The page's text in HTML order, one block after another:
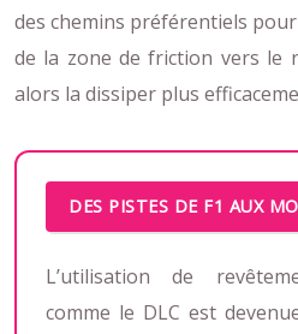
des chemins préférentiels pour
de la zone de friction vers le
alors la dissiper plus
DES PISTES DE F1 AUX
L’utilisation de
comme le DLC est